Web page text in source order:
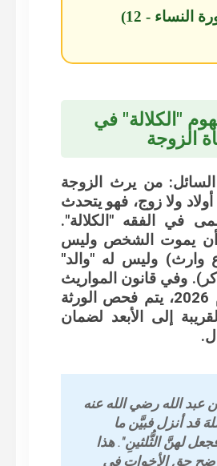
- 12)
"الكلالة" في
الزوجة
من يرث الزوجة
ولا زوج، فهو يتحدث
الفقه "الكلالة".
يموت الشخص وليس
وليس له "والد"
وفي قانون المواريث
المصري لعام 2026، يتم فحص الورثة
إلى الأبعد لضمان
الله رضي الله عنه
قد أنزل فبيَّن ما
لهنَّ الثُّلثينِ". هذا
حق الأخوات في